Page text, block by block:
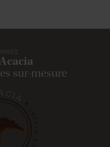
sur-mesure